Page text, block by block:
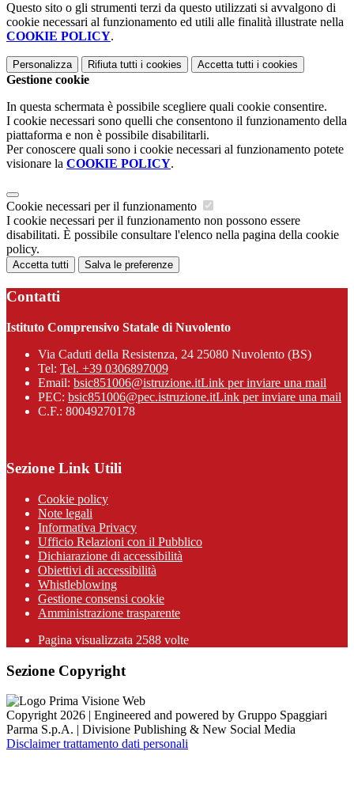
Questo sito o gli strumenti terzi da questo utilizzati si avvalgono di
cookie necessari al funzionamento ed utili alle finalità illustrate nella
COOKIE POLICY.
Personalizza Rifiuta tutti i cookies Accetta tutti i cookies
Gestione cookie
In questa schermata è possibile scegliere quali cookie consentire.
I cookie necessari sono quelli che consentono il funzionamento della
piattaforma e non è possibile disabilitarli.
Per conoscere quali sono i cookie necessari al funzionamento potete
visionare la COOKIE POLICY.
Cookie necessari per il funzionamento
I cookie necessari per il funzionamento non possono essere
disabilitati. È possibile consultare l'elenco nella pagina della cookie
policy.
Accetta tutti Salva le preferenze
Contatti
Istituto Comprensivo Statale di Nuvolento
Via Caduti della Resistenza, 24 25080 Nuvolento (BS)
Tel: Tel. +39 0306897009
Email: bsic851006@istruzione.itLink per inviare una mail
PEC: bsic851006@pec.istruzione.itLink per inviare una mail
C.F.: 80049270178
Sezione Link Utili
Cookie policy
Note legali
Informativa Privacy
Ufficio Relazioni con il Pubblico
Dichiarazione di accessibilità
Obiettivi di accessibilità
Whistleblowing
Gestione consensi cookie
Amministrazione trasparente
Pagina visualizzata 2588 volte
Sezione Copyright
Copyright 2026 | Engineered and powered by Gruppo Spaggiari
Parma S.p.A. | Divisione Publishing & New Social Media
Disclaimer trattamento dati personali